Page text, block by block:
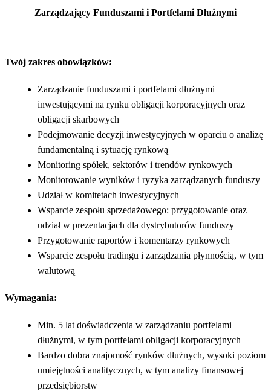
Zarządzający Funduszami i Portfelami Dłużnymi
Twój zakres obowiązków:
Zarządzanie funduszami i portfelami dłużnymi
inwestującymi na rynku obligacji korporacyjnych oraz
obligacji skarbowych
Podejmowanie decyzji inwestycyjnych w oparciu o analizę
fundamentalną i sytuację rynkową
Monitoring spółek, sektorów i trendów rynkowych
Monitorowanie wyników i ryzyka zarządzanych funduszy
Udział w komitetach inwestycyjnych
Wsparcie zespołu sprzedażowego: przygotowanie oraz
udział w prezentacjach dla dystrybutorów funduszy
Przygotowanie raportów i komentarzy rynkowych
Wsparcie zespołu tradingu i zarządzania płynnością, w tym
walutową
Wymagania:
Min. 5 lat doświadczenia w zarządzaniu portfelami
dłużnymi, w tym portfelami obligacji korporacyjnych
Bardzo dobra znajomość rynków dłużnych, wysoki poziom
umiejętności analitycznych, w tym analizy finansowej
przedsiębiorstw